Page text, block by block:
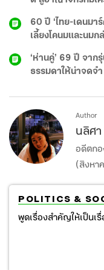
60 ปี ‘ไทย-เดนมา
เลี้ยงโคนมและนมก
‘ห่านคู่’ 69 ปี จาก
ธรรมดาให้น่าจดจำ
Author
นลิศ
อดีตก
(สิงหา
POLITICS &
พูดเรื่องสำคัญให้เป็นเ